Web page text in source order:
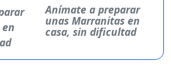
Anímate a preparar
unas Marranitas en
casa, sin dificultad